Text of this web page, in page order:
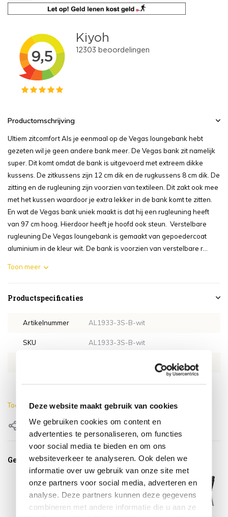
Deze website maakt gebruik van cookies
We gebruiken cookies om content en
advertenties te personaliseren, om functies
voor social media te bieden en om ons
websiteverkeer te analyseren. Ook delen we
informatie over uw gebruik van onze site met
onze partners voor social media, adverteren en
analyse. Deze partners kunnen deze gegevens
combineren met andere informatie die u aan ze
Productomschrijving
Ultiem zitcomfort Als je eenmaal op de Vegas loungebank hebt
gezeten wil je geen andere bank meer. De Vegas bank zit namelijk
super. Dit komt omdat de bank is uitgevoerd met extreem dikke
kussens. De zitkussens zijn 12 cm dik en de rugkussens 8 cm dik. De
zitting en de rugleuning zijn voorzien van textileen. Dit zakt ook mee
met het kussen waardoor je extra lekker in de bank komt te zitten.
En wat de Vegas bank uniek maakt is dat hij een rugleuning heeft
van 97 cm hoog. Hierdoor heeft je hoofd ook steun. Verstelbare
rugleuning De Vegas loungebank is gemaakt van gepoedercoat
aluminium in de kleur wit. De bank is voorzien van verstelbare r...
Toon meer
Productspecificaties
Artikelnummer AL1933-3S-B-wit
SKU AL1933-3S-B-wit
Toon meer
Delen
Gerelateerde producten